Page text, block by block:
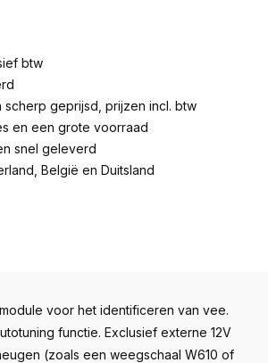
btw
scherp geprijsd, prijzen incl. btw
en een grote voorraad
snel geleverd
België en Duitsland
voor het identificeren van vee.
functie. Exclusief externe 12V
(zoals een weegschaal W610 of